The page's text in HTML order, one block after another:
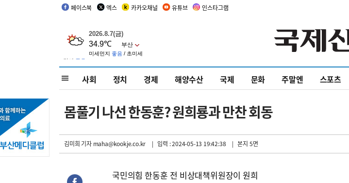
페이스북 엑스 카카오채널 유튜브 인스타그램
사회 정치 경제 해양수산 국제 문화 주말엔 스포츠
몸풀기 나선 한동훈? 원희룡과 만찬 회동
김미희 기자maha@kookje.co.kr | 입력 : 2024-05-13 19:42:38 | 본지 5면
국민의힘 한동훈 전 비상대책위원장이 원희